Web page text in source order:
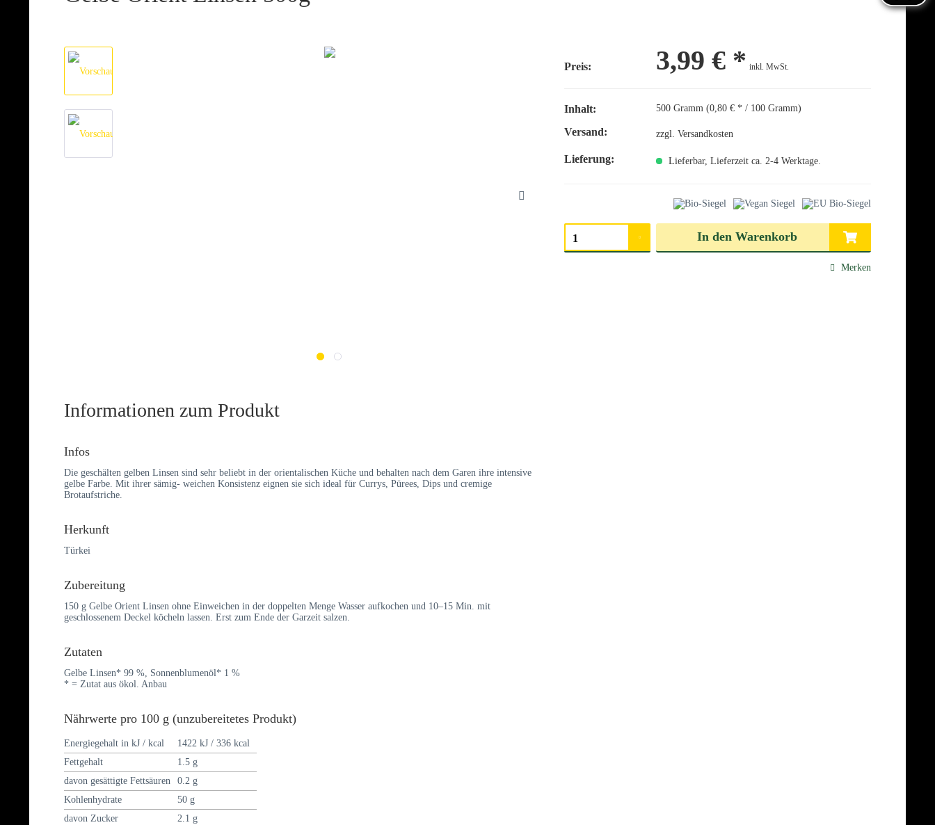
Preis: 3,99 € * inkl. MwSt.
Inhalt: 500 Gramm (0,80 € * / 100 Gramm)
Versand: zzgl. Versandkosten
Lieferung: Lieferbar, Lieferzeit ca. 2-4 Werktage.
Menge auswählen
In den Warenkorb
Merken
Informationen zum Produkt
Infos
Die geschälten gelben Linsen sind sehr beliebt in der orientalischen Küche und behalten nach dem Garen ihre intensive
gelbe Farbe. Mit ihrer sämig- weichen Konsistenz eignen sie sich ideal für Currys, Pürees, Dips und cremige
Brotaufstriche.
Herkunft
Türkei
Zubereitung
150 g Gelbe Orient Linsen ohne Einweichen in der doppelten Menge Wasser aufkochen und 10–15 Min. mit
geschlossenem Deckel köcheln lassen. Erst zum Ende der Garzeit salzen.
Zutaten
Gelbe Linsen* 99 %, Sonnenblumenöl* 1 %
* = Zutat aus ökol. Anbau
Nährwerte pro 100 g (unzubereitetes Produkt)
Energiegehalt in kJ / kcal
1422 kJ / 336 kcal
Fettgehalt
1.5 g
davon gesättigte Fettsäuren
0.2 g
Kohlenhydrate
50 g
davon Zucker
2.1 g